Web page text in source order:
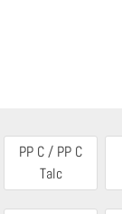
PP C / PP C
Talc